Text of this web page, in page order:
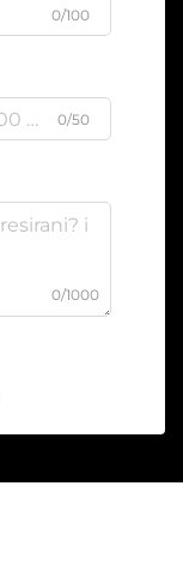
0/100
0/50
0/1000